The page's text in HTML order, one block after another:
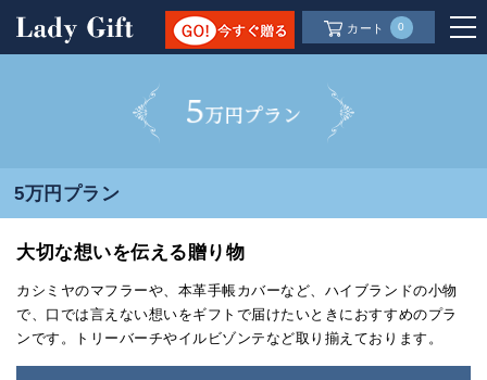
カート 0
5万円プラン
大切な想いを伝える贈り物
カシミヤのマフラーや、本革手帳カバーなど、ハイブランドの小物
で、口では言えない想いをギフトで届けたいときにおすすめのプラ
ンです。トリーバーチやイルビゾンテなど取り揃えております。